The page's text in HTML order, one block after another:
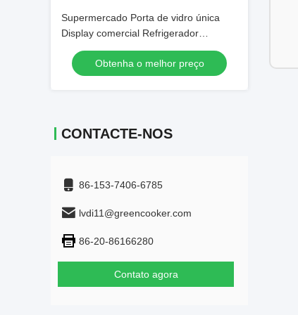
Supermercado Porta de vidro única
Display comercial Refrigerador
Refrigerador vertical Equipamento de
refrigeração de bebidas
Obtenha o melhor preço
CONTACTE-NOS
86-153-7406-6785
lvdi11@greencooker.com
86-20-86166280
Contato agora